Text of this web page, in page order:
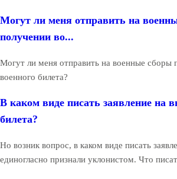
Могут ли меня отправить на
получении во...
Могут ли меня отправить на военные сборы
военного билета?
В каком виде писать заявление на
билета?
Но возник вопрос, в каком виде писать
единогласно признали уклонистом. Что